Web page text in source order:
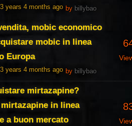
3 years 4 months ago by billybao
mobic economico
mobic in linea
Europa
3 years 4 months ago by billybao
mirtazapine?
in linea
a buon mercato